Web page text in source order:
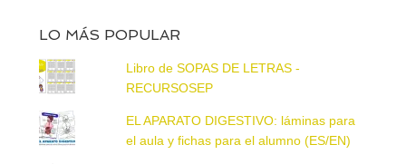
LO MÁS POPULAR
Libro de SOPAS DE LETRAS -
RECURSOSEP
EL APARATO DIGESTIVO: láminas para
el aula y fichas para el alumno (ES/EN)